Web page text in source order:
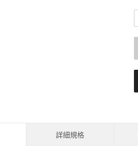
詳細規格